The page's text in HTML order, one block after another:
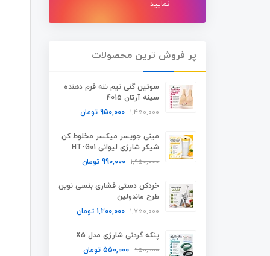
نمایید
پر فروش ترین محصولات
سوتین گنی نیم تنه فرم دهنده
سینه آرتان 4015
1,450,000
950,000 تومان
مینی جویسر میکسر مخلوط کن
شیکر شارژی لیوانی HT-G01
1,950,000
990,000 تومان
خردکن دستی فشاری بنسی نوین
طرح ماندولین
1,750,000
1,200,000 تومان
پنکه گردنی شارژی مدل X5
950,000
550,000 تومان